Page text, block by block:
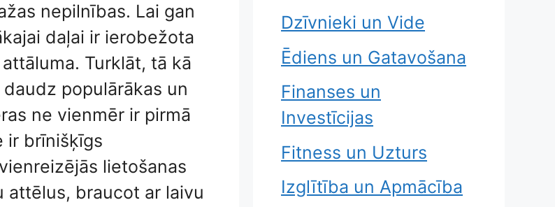
nepilnības. Lai gan
daļai ir ierobežota
Turklāt, tā kā
populārākas un
ne vienmēr ir pirmā
ir brīnišķīgs
lietošanas
attēlus, braucot ar laivu
Dzīvnieki un Vide
Ēdiens un Gatavošana
Finanses un
Investīcijas
Fitness un Uzturs
Izglītība un Apmācība